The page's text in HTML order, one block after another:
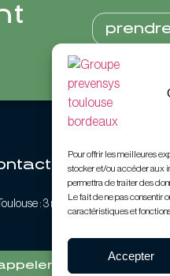
Pour offrir les meilleures
stocker et/ou accéder aux
permettra de traiter des
Le fait de ne pas consentir
caractéristiques et
Accepter
Toulouse : 3 rue Alaric II, 31000